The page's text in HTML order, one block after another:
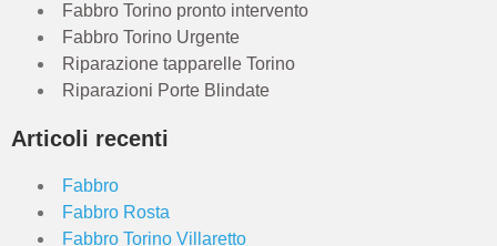
Fabbro Torino pronto intervento
Fabbro Torino Urgente
Riparazione tapparelle Torino
Riparazioni Porte Blindate
Articoli recenti
Fabbro
Fabbro Rosta
Fabbro Torino Villaretto